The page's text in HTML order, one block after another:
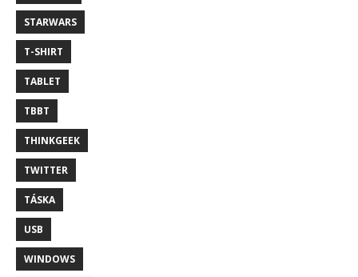
STARWARS
T-SHIRT
TABLET
TBBT
THINKGEEK
TWITTER
TÁSKA
USB
WINDOWS